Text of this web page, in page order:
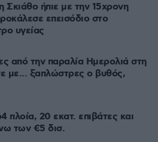
Σκιάθο ήπιε με την 15χρονη
επεισόδιο στο
υγείας
από την παραλία Ημερολιά στη
με... ξαπλώστρες ο βυθός,
πλοία, 20 εκατ. επιβάτες και
των €5 δισ.